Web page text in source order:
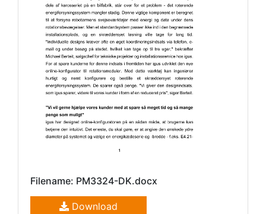
Filename: PM3324-DK.docx
Download